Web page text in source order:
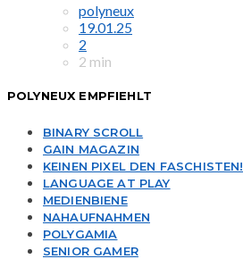
polyneux
19.01.25
2
2 min
POLYNEUX EMPFIEHLT
BINARY SCROLL
GAIN MAGAZIN
KEINEN PIXEL DEN FASCHISTEN!
LANGUAGE AT PLAY
MEDIENBIENE
NAHAUFNAHMEN
POLYGAMIA
SENIOR GAMER